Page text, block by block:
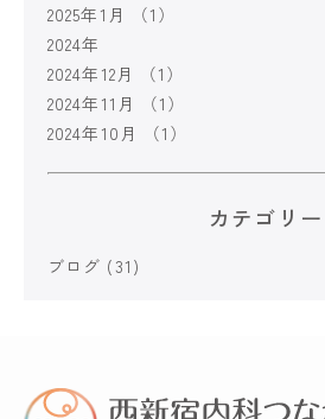
2025年1月
（1）
2024年
2024年12月
（1）
2024年11月
（1）
2024年10月
（1）
カテゴリー
ブログ (31)